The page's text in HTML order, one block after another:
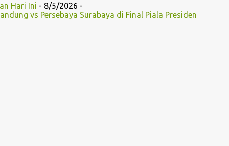
Hari Ini - 8/5/2026 -
vs Persebaya Surabaya di Final Piala Presiden